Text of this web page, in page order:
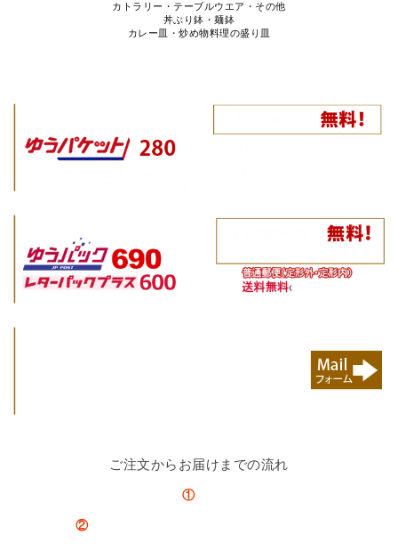
カトラリー・テーブルウエア・その他
丼ぶり鉢・麺鉢
カレー皿・炒め物料理の盛り皿
ご注文からお届けまでの流れ
①注文
②